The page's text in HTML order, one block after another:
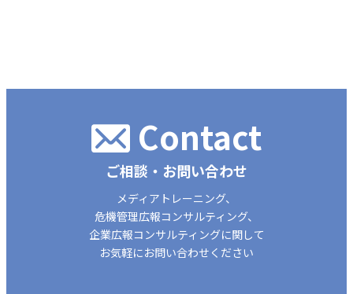
Contact
ご相談・お問い合わせ
メディアトレーニング、
危機管理広報コンサルティング、
企業広報コンサルティングに関して
お気軽にお問い合わせください